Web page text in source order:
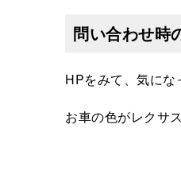
問い合わせ時
HPをみて、気にな
お車の色がレクサ